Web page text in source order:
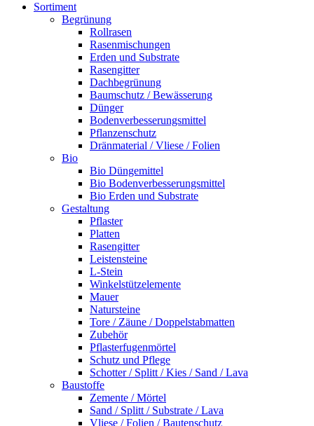
Sortiment
Begrünung
Rollrasen
Rasenmischungen
Erden und Substrate
Rasengitter
Dachbegrünung
Baumschutz / Bewässerung
Dünger
Bodenverbesserungsmittel
Pflanzenschutz
Dränmaterial / Vliese / Folien
Bio
Bio Düngemittel
Bio Bodenverbesserungsmittel
Bio Erden und Substrate
Gestaltung
Pflaster
Platten
Rasengitter
Leistensteine
L-Stein
Winkelstützelemente
Mauer
Natursteine
Tore / Zäune / Doppelstabmatten
Zubehör
Pflasterfugenmörtel
Schutz und Pflege
Schotter / Splitt / Kies / Sand / Lava
Baustoffe
Zemente / Mörtel
Sand / Splitt / Substrate / Lava
Vliese / Folien / Bautenschutz